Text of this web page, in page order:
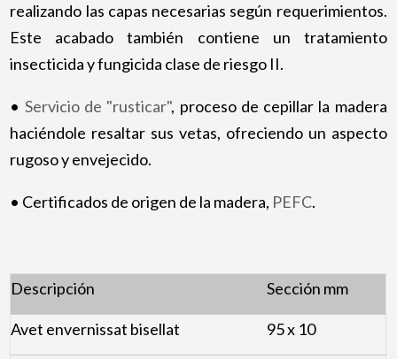
realizando las capas necesarias según requerimientos.
Este acabado también contiene un tratamiento
insecticida y fungicida clase de riesgo II.
• Servicio de "rusticar", proceso de cepillar la madera
haciéndole resaltar sus vetas, ofreciendo un aspecto
rugoso y envejecido.
• Certificados de origen de la madera, PEFC.
Descripción Sección mm
Avet envernissat bisellat 95 x 10